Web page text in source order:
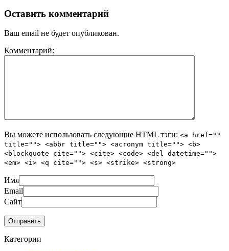
Оставить комментарий
Ваш email не будет опубликован.
Комментарий:
Вы можете использовать следующие HTML тэги: <a href=""
title=""> <abbr title=""> <acronym title=""> <b>
<blockquote cite=""> <cite> <code> <del datetime="">
<em> <i> <q cite=""> <s> <strike> <strong>
Имя
Email
Сайт
Категории